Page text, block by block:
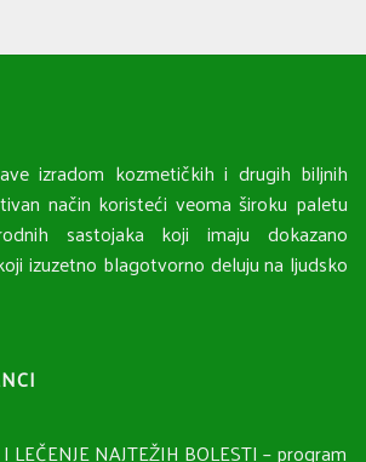
izradom kozmetičkih i drugih biljnih
način koristeći veoma široku paletu
sastojaka koji imaju dokazano
izuzetno blagotvorno deluju na ljudsko
LEČENJE NAJTEŽIH BOLESTI – program